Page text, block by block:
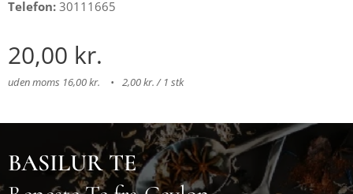
Telefon: 30111665
20,00 kr.
uden moms 16,00 kr. 2,00 kr. / 1 stk
BASILUR TE